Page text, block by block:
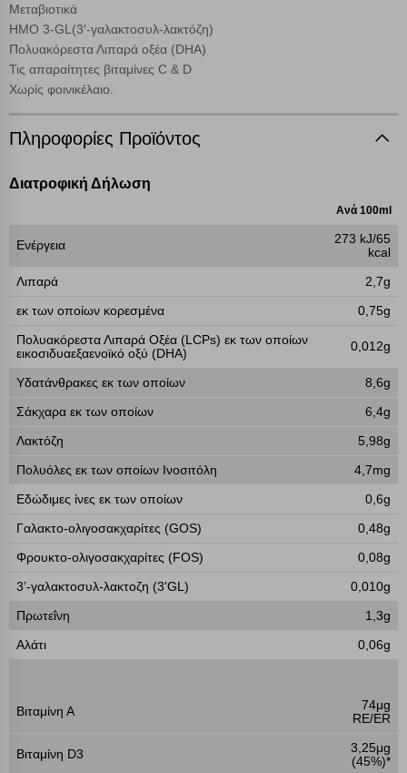
Μεταβιοτικά
HMO 3-GL(3′-γαλακτοσυλ-λακτόζη)
Πολυακόρεστα Λιπαρά οξέα (DHA)
Τις απαραίτητες βιταμίνες C & D
Χωρίς φοινικέλαιο.
Πληροφορίες Προϊόντος
Διατροφική Δήλωση
Ανά 100ml
Ενέργεια
273 kJ/65
kcal
Λιπαρά
2,7g
εκ των οποίων κορεσμένα
0,75g
Πολυακόρεστα Λιπαρά Οξέα (LCPs) εκ των οποίων
εικοσιδυαεξαενοϊκό οξύ (DHA)
0,012g
Υδατάνθρακες εκ των οποίων
8,6g
Σάκχαρα εκ των οποίων
6,4g
Λακτόζη
5,98g
Πολυόλες εκ των οποίων Ινοσιτόλη
4,7mg
Εδώδιμες ίνες εκ των οποίων
0,6g
Γαλακτo-ολιγοσακχαρίτες (GOS)
0,48g
Φρουκτo-ολιγοσακχαρίτες (FOS)
0,08g
3’-γαλακτοσυλ-λακτοζη (3'GL)
0,010g
Πρωτεΐνη
1,3g
Αλάτι
0,06g
Βιταμίνη Α
74μg
RE/ER
Βιταμίνη D3
3,25μg
(45%)*
προϊόντων.
Γράψτε τα προϊόντα που επιθυμείτε, με κόμμα ανάμεσά
εμφανιστούν αποτελέσματα από όλες τις Κατηγορίες και